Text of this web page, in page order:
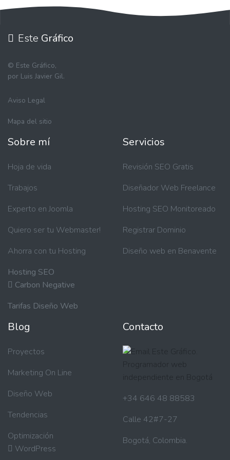
Este Gráfico
© Este Gráfico,
por Luis Javier Gil.
Aviso Legal
Mapa del sitio
Sobre mí
Hoja de vida
Trabajos
Experto en Joomla
Quiero ser tu Webmaster!
Ahorra con tu Hosting
Hosting SEO
Carbon Negative
Tarifas Diseño Web
Servicios
Revisión SEO Gratis
Diseñador Web Freelance
Hosting SEO Monitoreado
Registrar Dominio
Diseño web en Benavente
Blog
Proyectos
Marketing On Line
Diseño Web
Tendencias
Optimización
WordPress
Contacto
+34 646 48 88583
Calle 42#7-27
Bogotá, Colombia.